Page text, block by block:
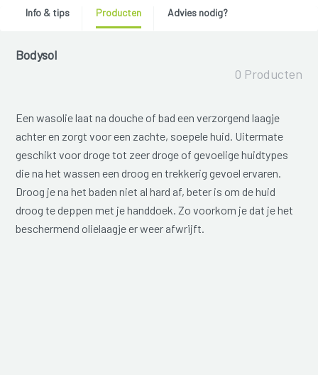
Info & tips Producten Advies nodig?
Bodysol
0 Producten
Een wasolie laat na douche of bad een verzorgend laagje
achter en zorgt voor een zachte, soepele huid. Uitermate
geschikt voor droge tot zeer droge of gevoelige huidtypes
die na het wassen een droog en trekkerig gevoel ervaren.
Droog je na het baden niet al hard af, beter is om de huid
droog te deppen met je handdoek. Zo voorkom je dat je het
beschermend olielaagje er weer afwrijft.